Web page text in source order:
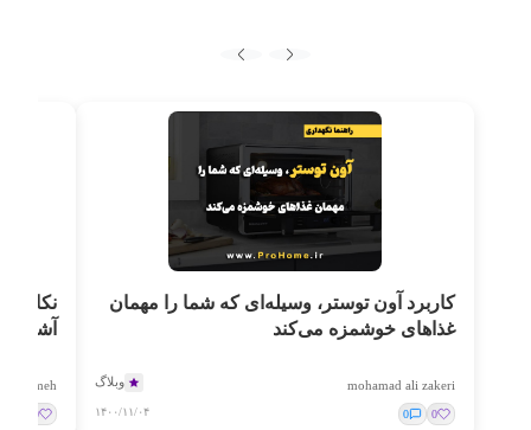
کاربرد آون توستر، وسیله‌ای که شما را مهمان
غذاهای خوشمزه می‌کند
mohamad ali zakeri وبلاگ
0
0 ۱۴۰۰/۱۱/۰۴
نکات
fatemeh
0